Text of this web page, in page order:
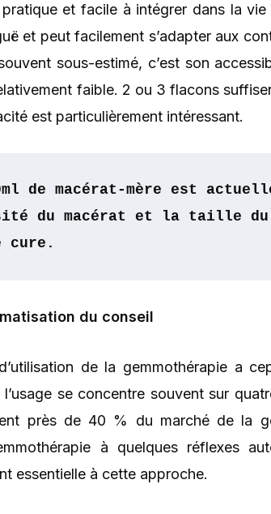
et facile à intégrer dans la
et peut facilement s’adapter aux
sous-estimé, c’est son
faible. 2 ou 3 flacons
est particulièrement intéressant.
de macérat-mère est
du macérat et la taille du
cure.
du conseil
de la gemmothérapie a
se concentre souvent sur
près de 40 % du marché de la
à quelques réflexes
essentielle à cette approche.